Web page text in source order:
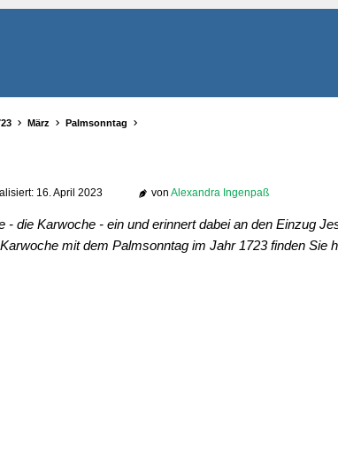
März Palmsonntag
16. April 2023 von Alexandra Ingenpaß
die Karwoche - ein und erinnert dabei an den Einzug
mit dem Palmsonntag im Jahr 1723 finden Sie